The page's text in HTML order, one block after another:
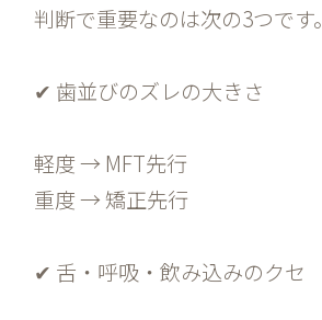
判断で重要なのは次の3つです。
✔ 歯並びのズレの大きさ
軽度 → MFT先行
重度 → 矯正先行
✔ 舌・呼吸・飲み込みのクセ